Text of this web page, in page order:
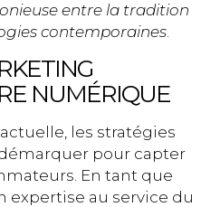
entre la tradition
contemporaines.
NUMÉRIQUE
les stratégies
pour capter
En tant que
expertise au service du